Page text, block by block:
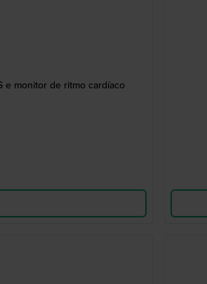
e monitor de ritmo cardíaco